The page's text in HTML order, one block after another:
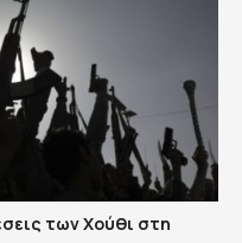
των Χούθι στη